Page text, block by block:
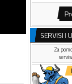
SERVISI I
Za